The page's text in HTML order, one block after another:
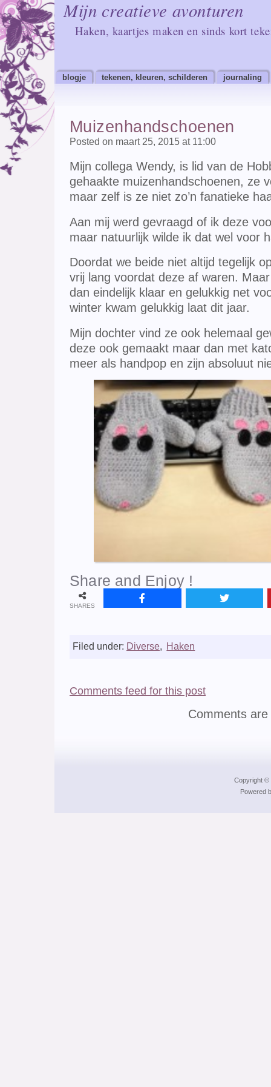
Mijn creatieve avonturen
Haken, kaartjes maken en sinds kort
blogje tekenen, kleuren, schilderen journaling
Muizenhandschoenen
Posted on maart 25, 2015 at 11:00
Mijn collega Wendy, is lid van de
gehaakte muizenhandschoenen, ze
maar zelf is ze niet zo’n fanatieke
Aan mij werd gevraagd of ik deze
maar natuurlijk wilde ik dat wel voor
Doordat we beide niet altijd tegelijk
vrij lang voordat deze af waren.
dan eindelijk klaar en gelukkig net
winter kwam gelukkig laat dit jaar.
Mijn dochter vind ze ook helemaal
deze ook gemaakt maar dan met
meer als handpop en zijn absoluut
Share and Enjoy !
SHARES
Filed under: Diverse, Haken
Comments feed for this post
Comments are
Copyright ©
Powered